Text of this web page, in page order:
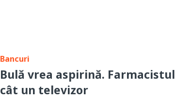
Bancuri
Bulă vrea aspirină.
cât un televizor